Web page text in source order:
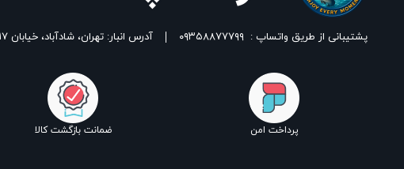
پشتیبانی از طریق واتساپ :۰۹۳۵۸۸۷۷۷۹۹ آدرس انبار: تهران، شادآباد، خیابان ١٧ شهریور، بین شهدای اسلامی و بسیج مستضعفین، پلاک 344
پرداخت امن ضمانت بازگشت کالا